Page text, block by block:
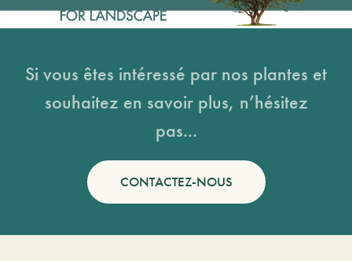
Si vous êtes intéressé par nos plantes et
souhaitez en savoir plus, n’hésitez
pas...
CONTACTEZ-NOUS